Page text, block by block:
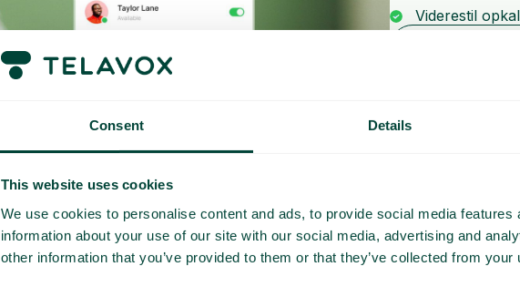
Consent Details
This website uses cookies
We use cookies to personalise content and ads, to provide social media
information about your use of our site with our social media, advertising and
other information that you’ve provided to them or that they’ve collected from
Viderestil